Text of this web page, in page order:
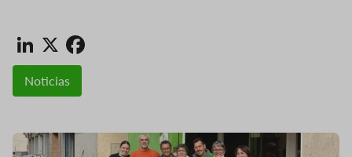
LinkedIn
X
Noticias